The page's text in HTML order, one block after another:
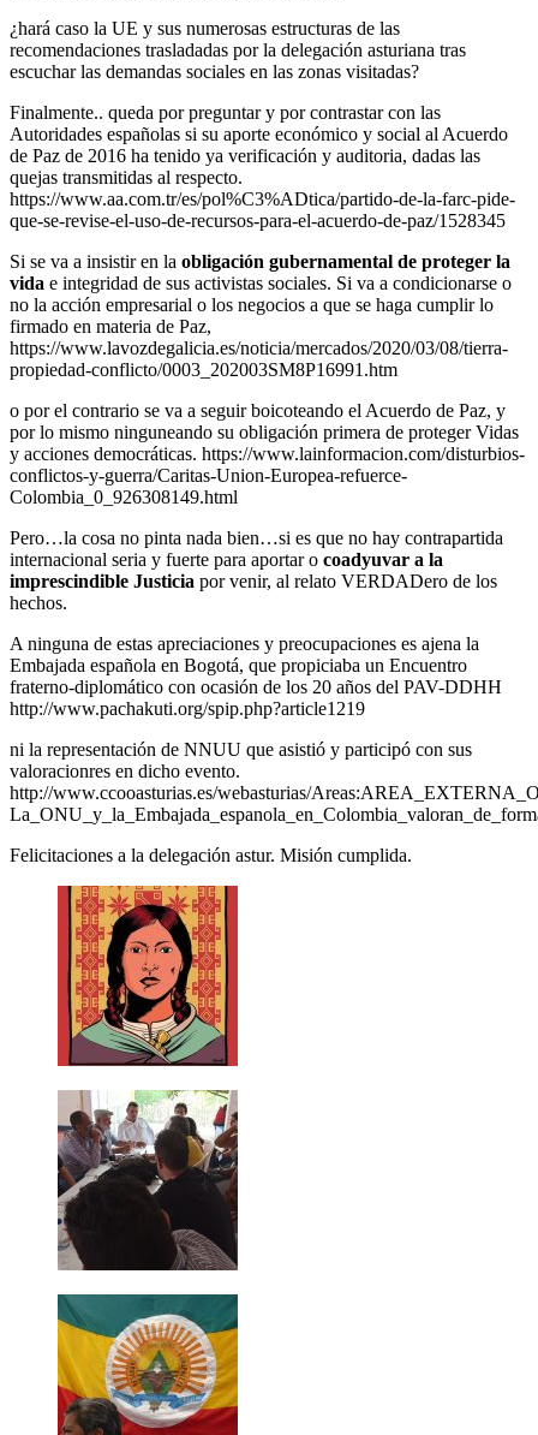
¿hará caso la UE y sus numerosas estructuras de las
recomendaciones trasladadas por la delegación asturiana tras
escuchar las demandas sociales en las zonas visitadas?
Finalmente.. queda por preguntar y por contrastar con las
Autoridades españolas si su aporte económico y social al Acuerdo
de Paz de 2016 ha tenido ya verificación y auditoria, dadas las
quejas transmitidas al respecto.
https://www.aa.com.tr/es/pol%C3%ADtica/partido-de-la-farc-pide-
que-se-revise-el-uso-de-recursos-para-el-acuerdo-de-paz/1528345
Si se va a insistir en la obligación gubernamental de proteger la
vida e integridad de sus activistas sociales. Si va a condicionarse o
no la acción empresarial o los negocios a que se haga cumplir lo
firmado en materia de Paz,
https://www.lavozdegalicia.es/noticia/mercados/2020/03/08/tierra-
propiedad-conflicto/0003_202003SM8P16991.htm
o por el contrario se va a seguir boicoteando el Acuerdo de Paz, y
por lo mismo ninguneando su obligación primera de proteger Vidas
y acciones democráticas. https://www.lainformacion.com/disturbios-
conflictos-y-guerra/Caritas-Union-Europea-refuerce-
Colombia_0_926308149.html
Pero…la cosa no pinta nada bien…si es que no hay contrapartida
internacional seria y fuerte para aportar o coadyuvar a la
imprescindible Justicia por venir, al relato VERDADero de los
hechos.
A ninguna de estas apreciaciones y preocupaciones es ajena la
Embajada española en Bogotá, que propiciaba un Encuentro
fraterno-diplomático con ocasión de los 20 años del PAV-DDHH
http://www.pachakuti.org/spip.php?article1219
ni la representación de NNUU que asistió y participó con sus
valoracionres en dicho evento.
http://www.ccooasturias.es/webasturias/
Felicitaciones a la delegación astur. Misión cumplida.